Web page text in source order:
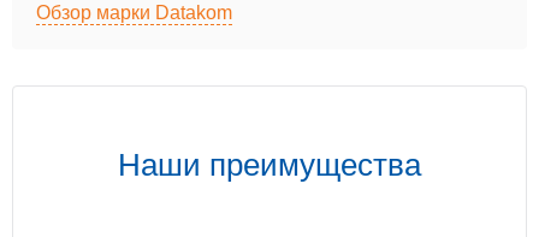
Обзор марки Datakom
Наши преимущества